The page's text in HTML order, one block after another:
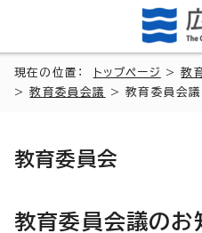
現在の位置： トップページ >教
>教育委員会議 > 教育委員会議
教育委員会
教育委員会議のお